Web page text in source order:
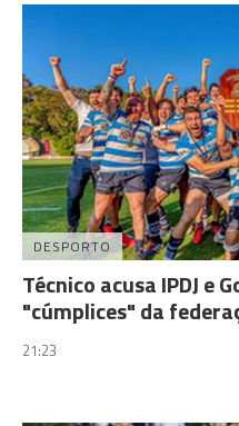
DESPORTO
Técnico acusa IPDJ e
"cúmplices" da
21:23